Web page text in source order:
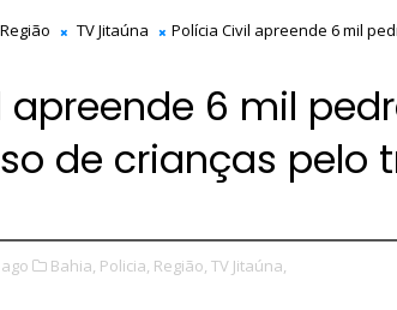
Região TV Jitaúna
Polícia Civil apreende 6 mil
apreende 6 mil
de crianças pelo
Bahia, Policia, Região, TV Jitaúna,